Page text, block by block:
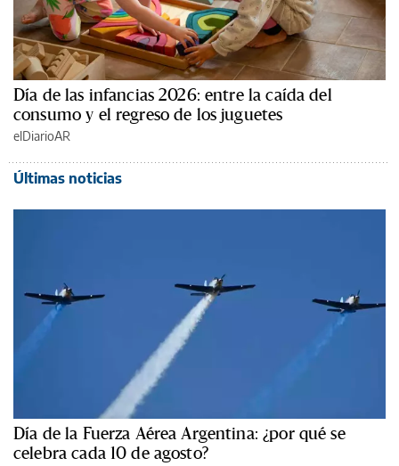
Día de las infancias 2026: entre la caída del
consumo y el regreso de los juguetes
elDiarioAR
Últimas noticias
Día de la Fuerza Aérea Argentina: ¿por qué se
celebra cada 10 de agosto?